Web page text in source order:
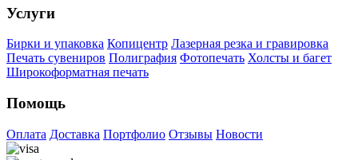
Услуги
Бирки и упаковка Копицентр Лазерная резка и гравировка
Печать сувениров Полиграфия Фотопечать Холсты и багет
Широкоформатная печать
Помощь
Оплата Доставка Портфолио Отзывы Новости